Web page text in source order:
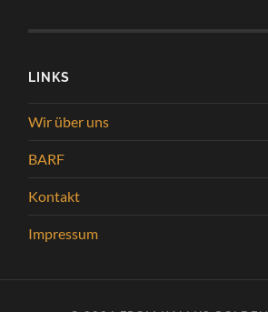
LINKS
Wir über uns
BARF
Kontakt
Impressum